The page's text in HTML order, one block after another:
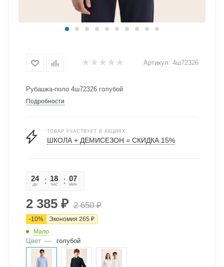
Артикул: 4ш72326
Рубашка-поло 4ш72326 голубой
Подробности
ТОВАР УЧАСТВУЕТ В АКЦИЯХ
ШКОЛА + ДЕМИСЕЗОН = СКИДКА 15%
24
дн
18
час
07
мин
2 385₽ 2 650₽
-10% Экономия 265 ₽
Мало
Цвет — голубой